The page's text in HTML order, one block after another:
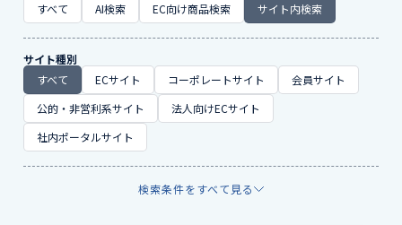
すべて
AI検索 EC向け商品検索 サイト内検索
サイト種別
すべて
ECサイト コーポレートサイト
会員サイト
公的・非営利系サイト
法人向けECサイト
社内ポータルサイト
検索条件をすべて見る